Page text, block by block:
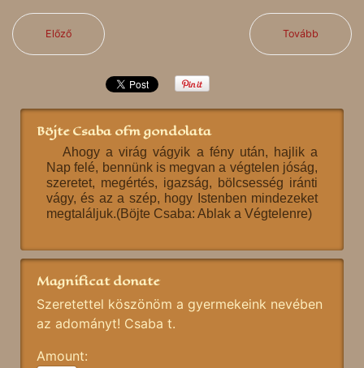
Előző Tovább
Böjte Csaba ofm gondolata
Ahogy a virág vágyik a fény után, hajlik a
Nap felé, bennünk is megvan a végtelen jóság,
szeretet, megértés, igazság, bölcsesség iránti
vágy, és az a szép, hogy Istenben mindezeket
megtaláljuk.(Böjte Csaba: Ablak a Végtelenre)
Magnificat donate
Szeretettel köszönöm a gyermekeink nevében
az adományt! Csaba t.
Amount: